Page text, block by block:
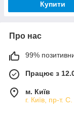
Купити
Про нас
99%
Працює з
м. Київ
г. Київ, пр-т.